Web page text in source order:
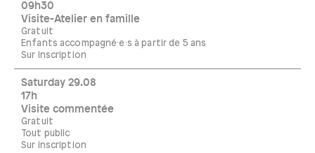
09h30
Visite-Atelier en famille
Gratuit
Enfants accompagné·e·s à partir de 5 ans
Sur inscription
Saturday 29.08
17h
Visite commentée
Gratuit
Tout public
Sur inscription